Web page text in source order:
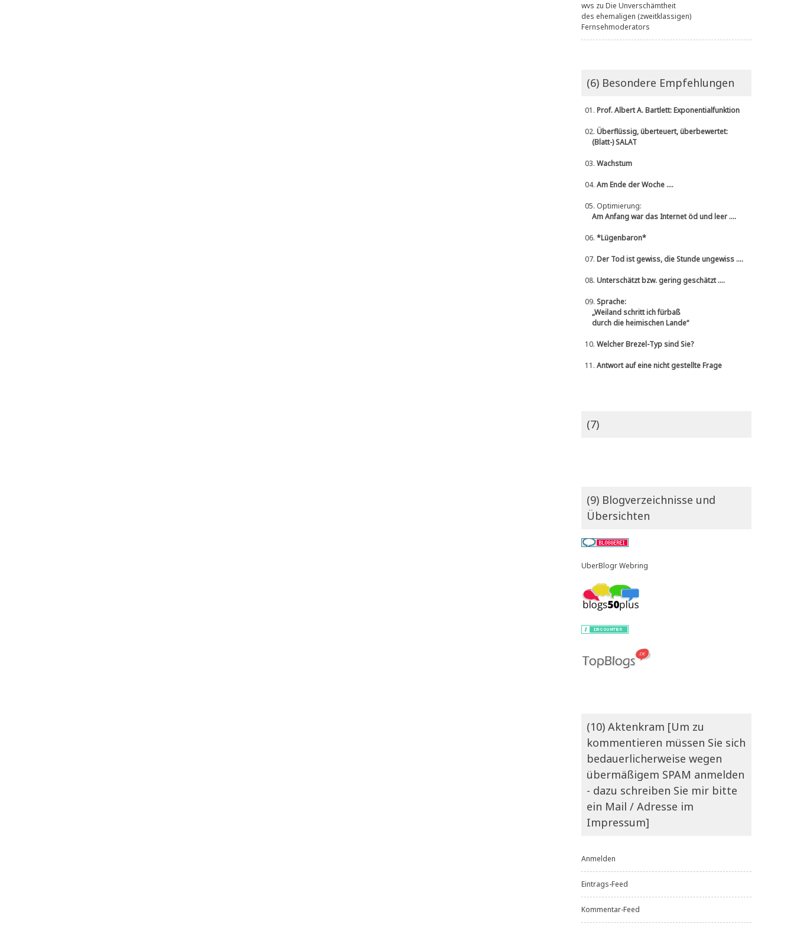
wvs zu Die Unverschämtheit
des ehemaligen (zweitklassigen)
Fernsehmoderators
(6) Besondere Empfehlungen
01. Prof. Albert A. Bartlett: Exponentialfunktion
02. Überflüssig, überteuert, überbewertet:
(Blatt-) SALAT
03. Wachstum
04. Am Ende der Woche ....
05. Optimierung:
Am Anfang war das Internet öd und leer ....
06. *Lügenbaron*
07. Der Tod ist gewiss, die Stunde ungewiss ....
08. Unterschätzt bzw. gering geschätzt ....
09. Sprache:
„Weiland schritt ich fürbaß
durch die heimischen Lande“
10. Welcher Brezel-Typ sind Sie?
11. Antwort auf eine nicht gestellte Frage
(7)
(9) Blogverzeichnisse und
Übersichten
UberBlogr Webring
(10) Aktenkram [Um zu
kommentieren müssen Sie sich
bedauerlicherweise wegen
übermäßigem SPAM anmelden
- dazu schreiben Sie mir bitte
ein Mail / Adresse im
Impressum]
Anmelden
Eintrags-Feed
Kommentar-Feed